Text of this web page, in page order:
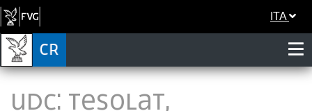
ITA
UDC: Tesolat,